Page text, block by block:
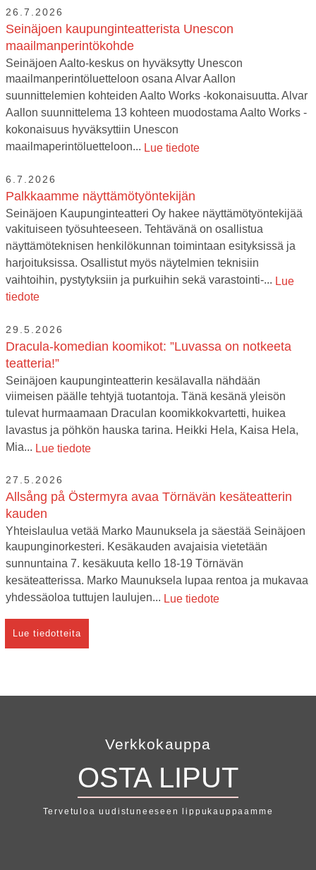
26.7.2026
Seinäjoen kaupunginteatterista Unescon
maailmanperintökohde
Seinäjoen Aalto-keskus on hyväksytty Unescon
maailmanperintöluetteloon osana Alvar Aallon
suunnittelemien kohteiden Aalto Works -kokonaisuutta. Alvar
Aallon suunnittelema 13 kohteen muodostama Aalto Works -
kokonaisuus hyväksyttiin Unescon
maailmaperintöluetteloon... Lue tiedote
6.7.2026
Palkkaamme näyttämötyöntekijän
Seinäjoen Kaupunginteatteri Oy hakee näyttämötyöntekijää
vakituiseen työsuhteeseen. Tehtävänä on osallistua
näyttämöteknisen henkilökunnan toimintaan esityksissä ja
harjoituksissa. Osallistut myös näytelmien teknisiin
vaihtoihin, pystytyksiin ja purkuihin sekä varastointi-... Lue
tiedote
29.5.2026
Dracula-komedian koomikot: ”Luvassa on notkeeta
teatteria!”
Seinäjoen kaupunginteatterin kesälavalla nähdään
viimeisen päälle tehtyjä tuotantoja. Tänä kesänä yleisön
tulevat hurmaamaan Draculan koomikkokvartetti, huikea
lavastus ja pöhkön hauska tarina. Heikki Hela, Kaisa Hela,
Mia... Lue tiedote
27.5.2026
Allsång på Östermyra avaa Törnävän kesäteatterin
kauden
Yhteislaulua vetää Marko Maunuksela ja säestää Seinäjoen
kaupunginorkesteri. Kesäkauden avajaisia vietetään
sunnuntaina 7. kesäkuuta kello 18-19 Törnävän
kesäteatterissa. Marko Maunuksela lupaa rentoa ja mukavaa
yhdessäoloa tuttujen laulujen... Lue tiedote
Lue tiedotteita
Verkkokauppa
OSTA LIPUT
Tervetuloa uudistuneeseen lippukauppaamme